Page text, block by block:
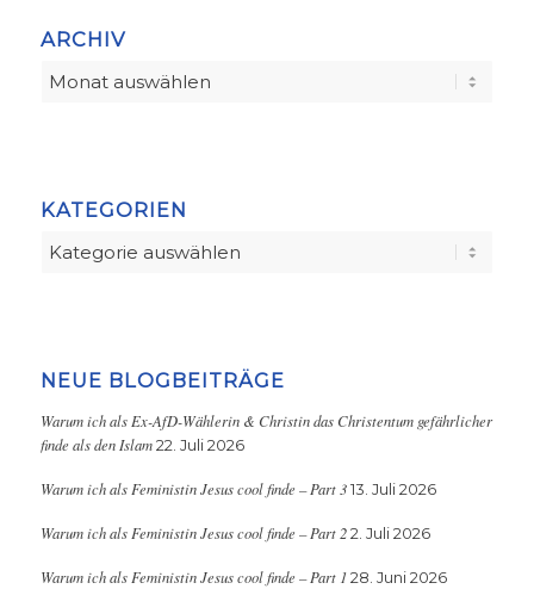
ARCHIV
KATEGORIEN
Kategorien
NEUE BLOGBEITRÄGE
Warum ich als Ex-AfD-Wählerin & Christin das Christentum gefährlicher
finde als den Islam 22. Juli 2026
Warum ich als Feministin Jesus cool finde – Part 3 13. Juli 2026
Warum ich als Feministin Jesus cool finde – Part 2 2. Juli 2026
Warum ich als Feministin Jesus cool finde – Part 1 28. Juni 2026